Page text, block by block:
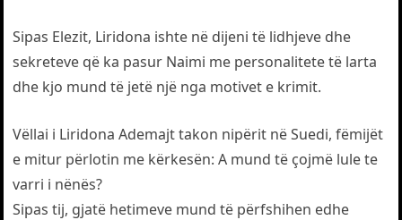
Sipas Elezit, Liridona ishte në dijeni të lidhjeve dhe
sekreteve që ka pasur Naimi me personalitete të larta
dhe kjo mund të jetë një nga motivet e krimit.
Vëllai i Liridona Ademajt takon nipërit në Suedi, fëmijët
e mitur përlotin me kërkesën: A mund të çojmë lule te
varri i nënës?
Sipas tij, gjatë hetimeve mund të përfshihen edhe